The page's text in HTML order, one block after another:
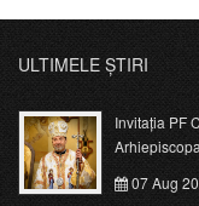
ULTIMELE ȘTIRI
Invitația PF
07 Aug